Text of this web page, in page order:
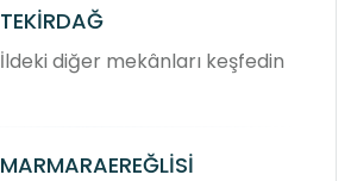
TEKİRDAĞ
İldeki diğer mekânları keşfedin
MARMARAEREĞLİSİ